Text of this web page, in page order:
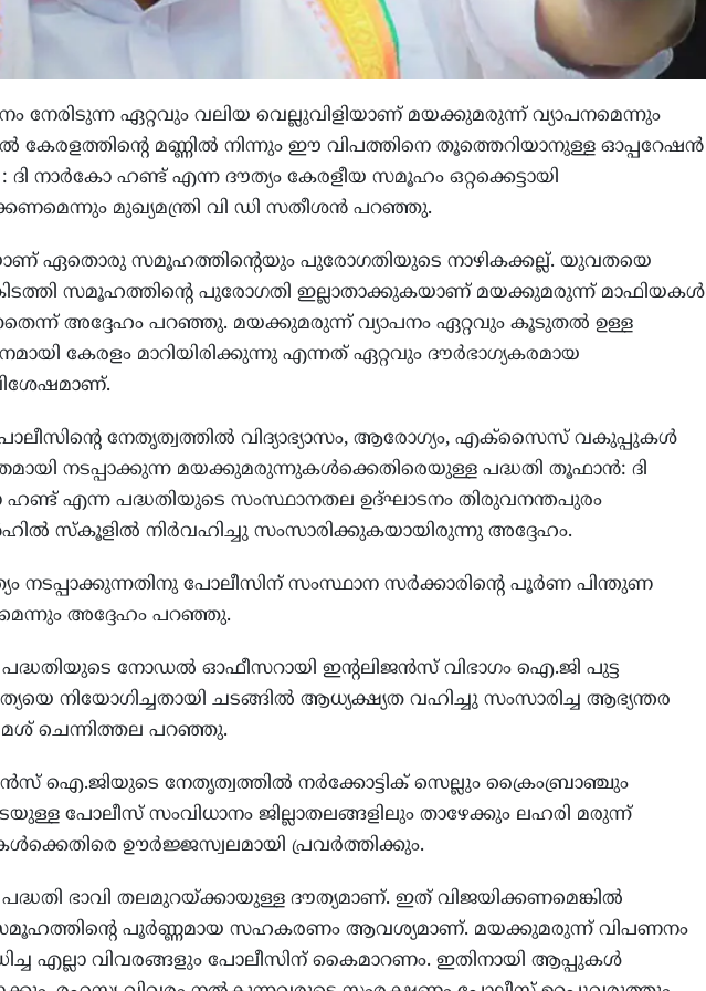
നേരിടുന്ന ഏറ്റവും വലിയ വെല്ലുവിളിയാണ് മയക്കുമരുന്ന് വ്യാപനമെന്നും
കേരളത്തിന്‍റെ മണ്ണില്‍ നിന്നും ഈ വിപത്തിനെ തൂത്തെറിയാനുള്ള ഓപ്പറേഷന്‍
നാര്‍കോ ഹണ്ട് എന്ന ദൗത്യം കേരളീയ സമൂഹം ഒറ്റക്കെട്ടായി
മുഖ്യമന്ത്രി വി ഡി സതീശന്‍ പറഞ്ഞു.
ഏതൊരു സമൂഹത്തിന്‍റെയും പുരോഗതിയുടെ നാഴികക്കല്ല്. യുവതയെ
സമൂഹത്തിന്‍റെ പുരോഗതി ഇല്ലാതാക്കുകയാണ് മയക്കുമരുന്ന് മാഫിയകള്‍
അദ്ദേഹം പറഞ്ഞു. മയക്കുമരുന്ന് വ്യാപനം ഏറ്റവും കൂടുതല്‍ ഉള്ള
കേരളം മാറിയിരിക്കുന്നു എന്നത് ഏറ്റവും ദൗര്‍ഭാഗ്യകരമായ
നേതൃത്വത്തില്‍ വിദ്യാഭ്യാസം, ആരോഗ്യം, എക്സൈസ് വകുപ്പുകള്‍
നടപ്പാക്കുന്ന മയക്കുമരുന്നുകള്‍ക്കെതിരെയുള്ള പദ്ധതി തൂഫാന്‍: ദി
എന്ന പദ്ധതിയുടെ സംസ്ഥാനതല ഉദ്ഘാടനം തിരുവനന്തപുരം
സ്കൂളില്‍ നിര്‍വഹിച്ചു സംസാരിക്കുകയായിരുന്നു അദ്ദേഹം.
നടപ്പാക്കുന്നതിനു പോലീസിന് സംസ്ഥാന സര്‍ക്കാരിന്‍റെ പൂര്‍ണ പിന്തുണ
അദ്ദേഹം പറഞ്ഞു.
നോഡല്‍ ഓഫീസറായി ഇന്‍റലിജന്‍സ് വിഭാഗം ഐ.ജി പുട്ട
നിയോഗിച്ചതായി ചടങ്ങില്‍ ആധ്യക്ഷ്യത വഹിച്ചു സംസാരിച്ച ആഭ്യന്തര
ചെന്നിത്തല പറഞ്ഞു.
ഐ.ജിയുടെ നേതൃത്വത്തില്‍ നര്‍ക്കോട്ടിക് സെല്ലും ക്രൈംബ്രാഞ്ചും
പോലീസ് സംവിധാനം ജില്ലാതലങ്ങളിലും താഴേക്കും ലഹരി മരുന്ന്
ഊര്‍ജ്ജസ്വലമായി പ്രവര്‍ത്തിക്കും.
ഭാവി തലമുറയ്ക്കായുള്ള ദൗത്യമാണ്. ഇത് വിജയിക്കണമെങ്കില്‍
പൂര്‍ണ്ണമായ സഹകരണം ആവശ്യമാണ്. മയക്കുമരുന്ന് വിപണനം
എല്ലാ വിവരങ്ങളും പോലീസിന് കൈമാറണം. ഇതിനായി ആപ്പുകള്‍